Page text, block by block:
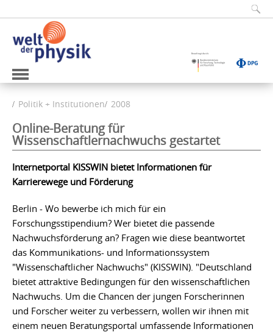
Politik + Institutionen 2008
Online-Beratung für
Wissenschaftlernachwuchs gestartet
Internetportal KISSWIN bietet Informationen für
Karrierewege und Förderung
Berlin - Wo bewerbe ich mich für ein
Forschungsstipendium? Wer bietet die passende
Nachwuchsförderung an? Fragen wie diese beantwortet
das Kommunikations- und Informationssystem
"Wissenschaftlicher Nachwuchs" (KISSWIN). "Deutschland
bietet attraktive Bedingungen für den wissenschaftlichen
Nachwuchs. Um die Chancen der jungen Forscherinnen
und Forscher weiter zu verbessern, wollen wir ihnen mit
einem neuen Beratungsportal umfassende Informationen